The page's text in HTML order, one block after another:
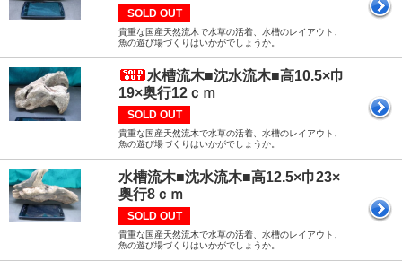
SOLD OUT
貴重な国産天然流木で水草の活着、水槽のレイアウト、
魚の遊び場づくりはいかがでしょうか。
水槽流木■沈水流木■高10.5×巾
19×奥行12ｃｍ
SOLD OUT
貴重な国産天然流木で水草の活着、水槽のレイアウト、
魚の遊び場づくりはいかがでしょうか。
水槽流木■沈水流木■高12.5×巾23×
奥行8ｃｍ
SOLD OUT
貴重な国産天然流木で水草の活着、水槽のレイアウト、
魚の遊び場づくりはいかがでしょうか。